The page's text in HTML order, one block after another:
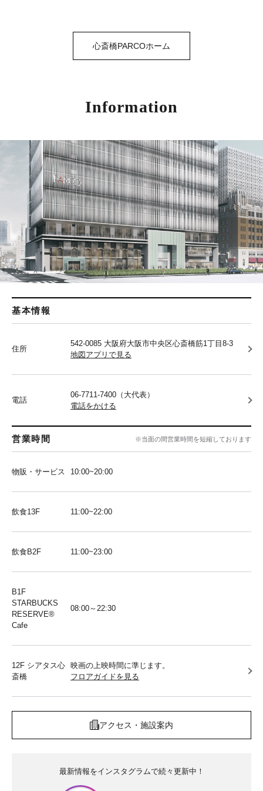
心斎橋PARCOホーム
Information
基本情報
住所
542-0085 大阪府大阪市中央区心斎橋筋1丁目8-3
地図アプリで見る
電話
06-7711-7400（大代表）
電話をかける
営業時間 ※当面の間営業時間を短縮しております
物販・サービス 10:00~20:00
飲食13F 11:00~22:00
飲食B2F 11:00~23:00
B1F
STARBUCKS
RESERVE®︎
Cafe
08:00～22:30
12F シアタス心
斎橋
映画の上映時間に準じます。
フロアガイドを見る
アクセス・施設案内
最新情報をインスタグラムで続々更新中！